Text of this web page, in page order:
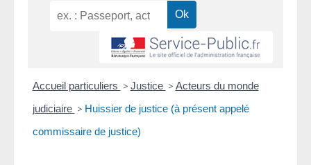
Accueil particuliers > Justice > Acteurs du monde
judiciaire > Huissier de justice (à présent appelé
commissaire de justice)